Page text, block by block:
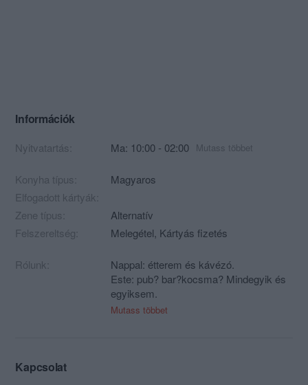
Információk
Nyitvatartás: Ma: 10:00 - 02:00 Mutass többet
Konyha típus:
Magyaros
Elfogadott kártyák:
Zene típus:
Alternatív
Felszereltség:
Melegétel, Kártyás fizetés
Rólunk:
Nappal: étterem és kávézó.
Este: pub? bar?kocsma? Mindegyik és
egyiksem.
Mutass többet
Kapcsolat